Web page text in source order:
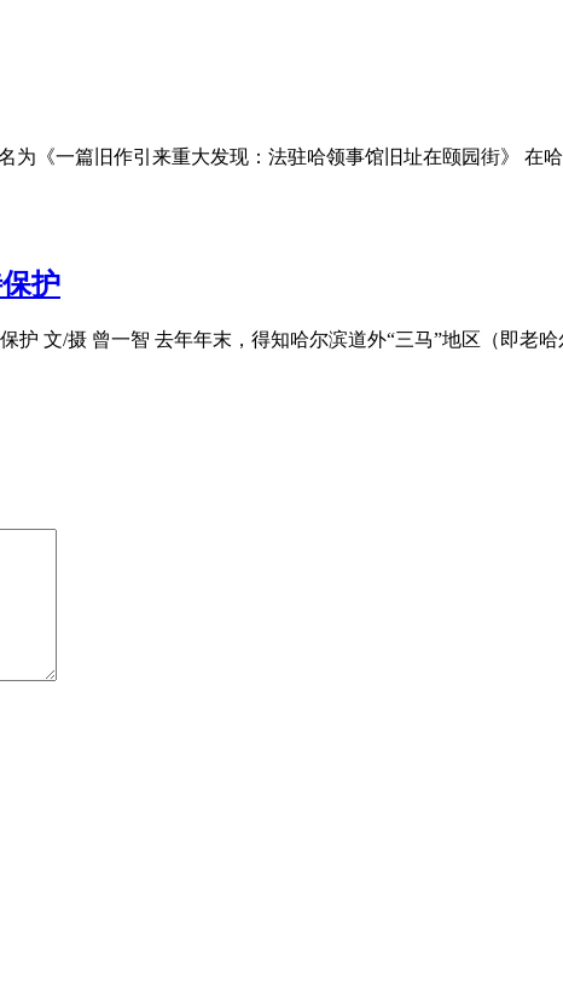
为《一篇旧作引来重大发现：法驻哈领事馆旧址在颐园街》 在
护
护 文/摄 曾一智 去年年末，得知哈尔滨道外“三马”地区（即老